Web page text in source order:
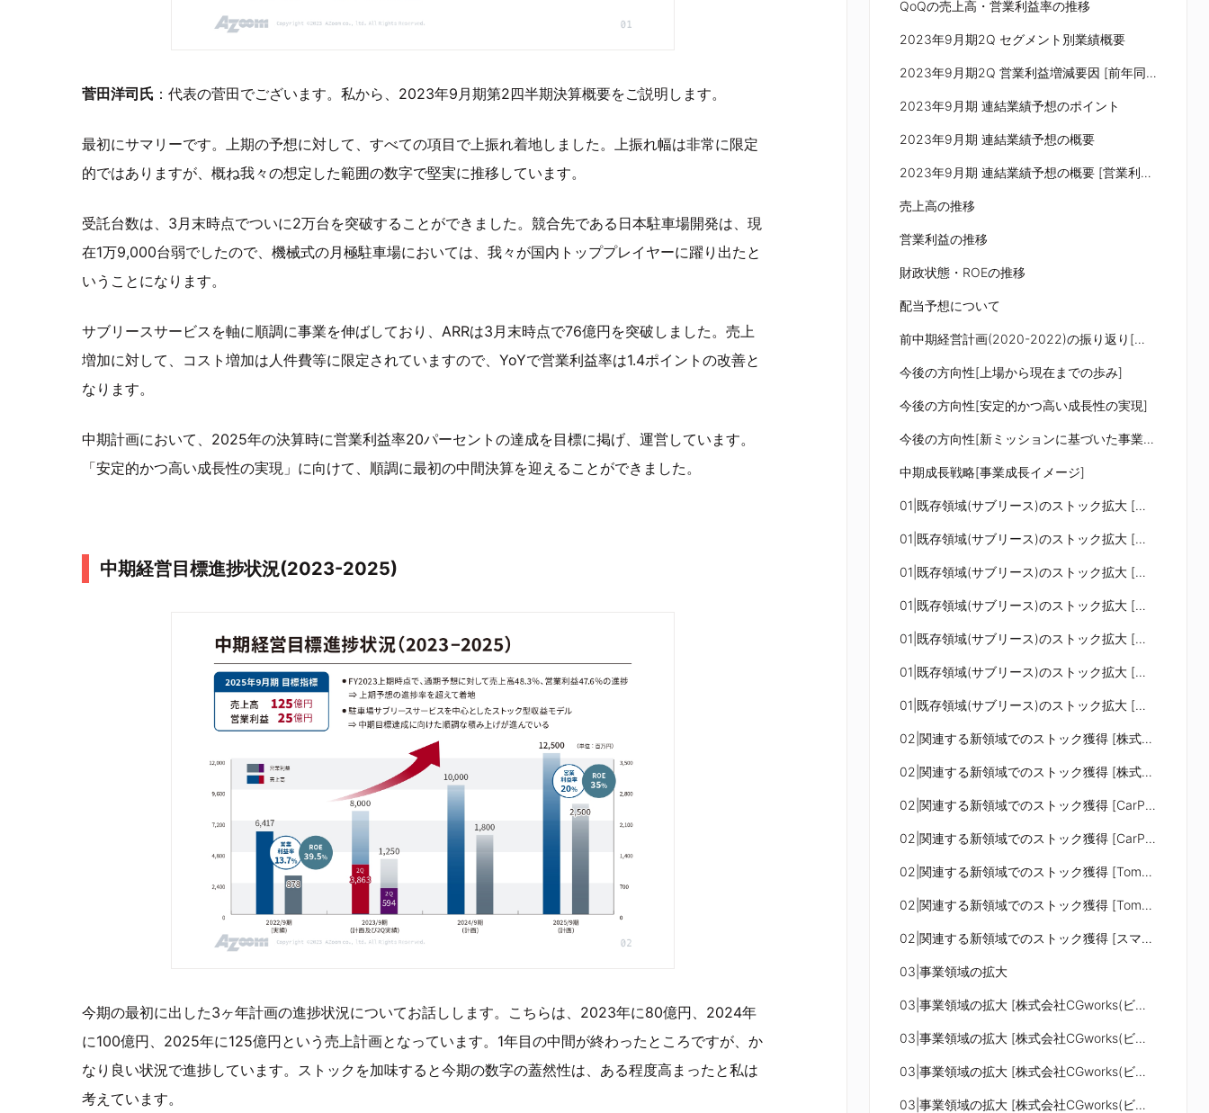
菅田洋司氏 ：代表の菅田でございます。私から、2023年9月期第2四半期決算概要をご説明します。
最初にサマリーです。上期の予想に対して、すべての項目で上振れ着地しました。上振れ幅は非常に限定
的ではありますが、概ね我々の想定した範囲の数字で堅実に推移しています。
受託台数は、3月末時点でついに2万台を突破することができました。競合先である日本駐車場開発は、現
在1万9,000台弱でしたので、機械式の月極駐車場においては、我々が国内トッププレイヤーに躍り出たと
いうことになります。
サブリースサービスを軸に順調に事業を伸ばしており、ARRは3月末時点で76億円を突破しました。売上
増加に対して、コスト増加は人件費等に限定されていますので、YoYで営業利益率は1.4ポイントの改善と
なります。
中期計画において、2025年の決算時に営業利益率20パーセントの達成を目標に掲げ、運営しています。
「安定的かつ高い成長性の実現」に向けて、順調に最初の中間決算を迎えることができました。
中期経営目標進捗状況(2023-2025)
今期の最初に出した3ヶ年計画の進捗状況についてお話しします。こちらは、2023年に80億円、2024年
に100億円、2025年に125億円という売上計画となっています。1年目の中間が終わったところですが、か
なり良い状況で進捗しています。ストックを加味すると今期の数字の蓋然性は、ある程度高まったと私は
考えています。
QoQの売上高・営業利益率の推移
2023年9月期2Q セグメント別業績概要
2023年9月期2Q 営業利益増減要因 [前年同期比]
2023年9月期 連結業績予想のポイント
2023年9月期 連結業績予想の概要
2023年9月期 連結業績予想の概要 [営業利益増減要因]
売上高の推移
営業利益の推移
財政状態・ROEの推移
配当予想について
前中期経営計画(2020-2022)の振り返り[計画と実績比較(PL及びKPI)]
今後の方向性[上場から現在までの歩み]
今後の方向性[安定的かつ高い成長性の実現]
今後の方向性[新ミッションに基づいた事業展開イメージ]
中期成長戦略[事業成長イメージ]
01|既存領域(サブリース)のストック拡大 [駐車場事業における事業領域]
01|既存領域(サブリース)のストック拡大 [駐車場・自動車保有の動向]
01|既存領域(サブリース)のストック拡大 [成長ポテンシャル(TAM)]
01|既存領域(サブリース)のストック拡大 [日本最大級の月極駐車場検索サイト]
01|既存領域(サブリース)のストック拡大 [駐車場データベース拡充]
01|既存領域(サブリース)のストック拡大 [駐車場データベース拡充]
01|既存領域(サブリース)のストック拡大 [事業展開エリアの拡大・深掘り]
02|関連する新領域でのストック獲得 [株式会社鉄壁]
02|関連する新領域でのストック獲得 [株式会社鉄壁]
02|関連する新領域でのストック獲得 [CarParking One]
02|関連する新領域でのストック獲得 [CarParking One]
02|関連する新領域でのストック獲得 [Tomemiru(トメミル)]
02|関連する新領域でのストック獲得 [Tomemiru(トメミル)]
02|関連する新領域でのストック獲得 [スマート空間予約]
03|事業領域の拡大
03|事業領域の拡大 [株式会社CGworks(ビジュアライゼーション事業)]
03|事業領域の拡大 [株式会社CGworks(ビジュアライゼーション事業)]
03|事業領域の拡大 [株式会社CGworks(ビジュアライゼーション事業)]
03|事業領域の拡大 [株式会社CGworks(ビジュアライゼーション事業)]